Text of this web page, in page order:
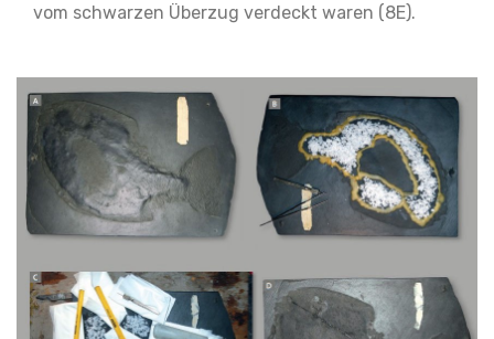
vom schwarzen Überzug verdeckt waren (8E).